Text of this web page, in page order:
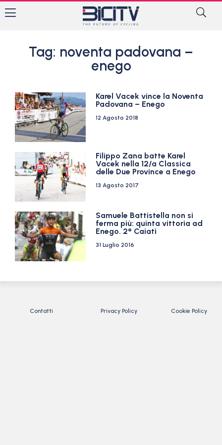
Tag: noventa padovana –
enego
Karel Vacek vince la Noventa
Padovana – Enego
12 Agosto 2018
Filippo Zana batte Karel
Vacek nella 12/a Classica
delle Due Province a Enego
13 Agosto 2017
Samuele Battistella non si
ferma più: quinta vittoria ad
Enego. 2° Caiati
31 Luglio 2016
Contatti Privacy Policy Cookie Policy